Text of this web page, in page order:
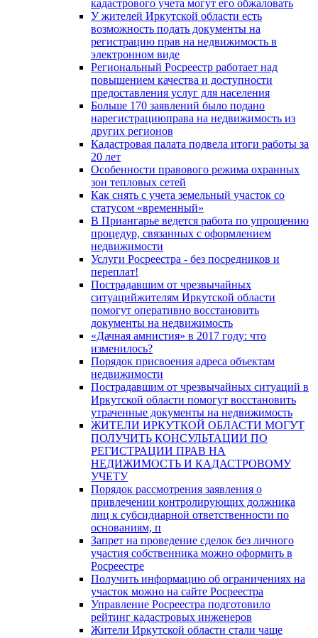
кадастрового учета могут его обжаловать
У жителей Иркутской области есть
возможность подать документы на
регистрацию прав на недвижимость в
электронном виде
Региональный Росреестр работает над
повышением качества и доступности
предоставления услуг для населения
Больше 170 заявлений было подано
нарегистрациюправа на недвижимость из
других регионов
Кадастровая палата подвела итоги работы за
20 лет
Особенности правового режима охранных
зон тепловых сетей
Как снять с учета земельный участок со
статусом «временный»
В Приангарье ведется работа по упрощению
процедур, связанных с оформлением
недвижимости
Услуги Росреестра - без посредников и
переплат!
Пострадавшим от чрезвычайных
ситуацийжителям Иркутской области
помогут оперативно восстановить
документы на недвижимость
«Дачная амнистия» в 2017 году: что
изменилось?
Порядок присвоения адреса объектам
недвижимости
Пострадавшим от чрезвычайных ситуаций в
Иркутской области помогут восстановить
утраченные документы на недвижимость
ЖИТЕЛИ ИРКУТКОЙ ОБЛАСТИ МОГУТ
ПОЛУЧИТЬ КОНСУЛЬТАЦИИ ПО
РЕГИСТРАЦИИ ПРАВ НА
НЕДИЖИМОСТЬ И КАДАСТРОВОМУ
УЧЕТУ
Порядок рассмотрения заявления о
привлечении контролирующих должника
лиц к субсидиарной ответственности по
основаниям, п
Запрет на проведение сделок без личного
участия собственника можно оформить в
Росреестре
Получить информацию об ограничениях на
участок можно на сайте Росреестра
Управление Росреестра подготовило
рейтинг кадастровых инженеров
Жители Иркутской области стали чаще